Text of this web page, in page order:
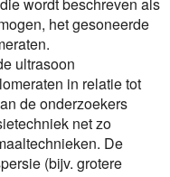
wordt beschreven als
het gesoneerde
ultrasoon
in relatie tot
de onderzoekers
net zo
De
(bijv. grotere